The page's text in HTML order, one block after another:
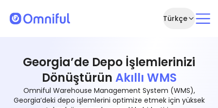
Türkçe
Georgia’de Depo İşlemlerinizi
Dönüştürün Akıllı WMS
Omniful Warehouse Management System (WMS),
Georgia’deki depo işlemlerini optimize etmek için yüksek